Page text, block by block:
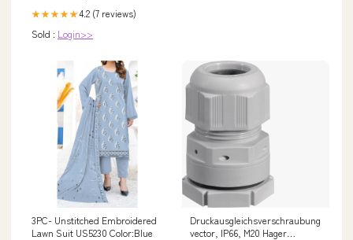
★★★★★4.2 (7 reviews)
Sold : Login>>
3PC- Unstitched Embroidered
Lawn Suit US5230 Color:Blue
Druckausgleichsverschraubung,
vector, IP66, M20 Hager